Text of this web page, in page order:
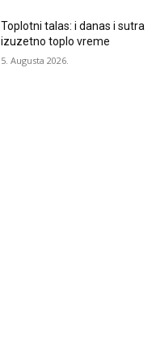
Toplotni talas: i danas i sutra
izuzetno toplo vreme
5. Augusta 2026.